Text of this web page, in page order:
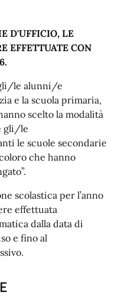
D'UFFICIO, LE
EFFETTUATE CON
le alunni/e
e la scuola primaria,
scelto la modalità
gli/le
le scuole secondarie
che hanno
scolastica per l’anno
effettuata
dalla data di
e fino al